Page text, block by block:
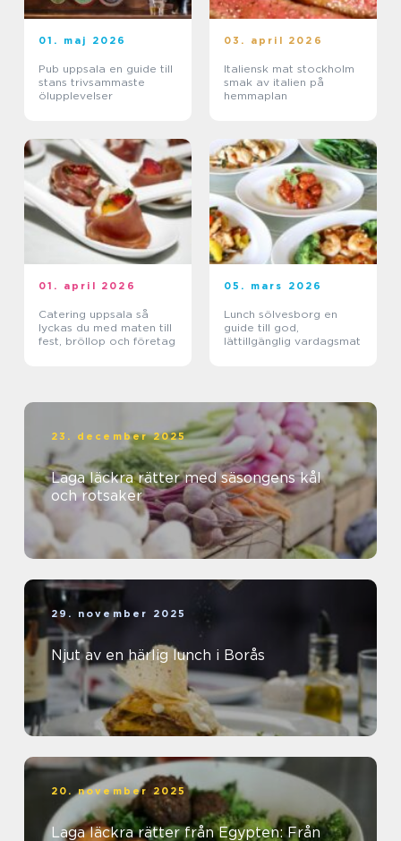
01. maj 2026
Pub uppsala en guide till
stans trivsammaste
ölupplevelser
03. april 2026
Italiensk mat stockholm
smak av italien på
hemmaplan
01. april 2026
Catering uppsala så
lyckas du med maten till
fest, bröllop och företag
05. mars 2026
Lunch sölvesborg en
guide till god,
lättillgänglig vardagsmat
23. december 2025
Laga läckra rätter med säsongens kål
och rotsaker
29. november 2025
Njut av en härlig lunch i Borås
20. november 2025
Laga läckra rätter från Egypten: Från